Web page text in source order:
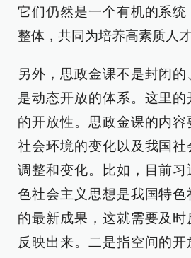
它们仍然是一个有机的系
整体，共同为培养高素质人才
另外，思政金课不是封闭
是动态开放的体系。这里
的开放性。思政金课的内容
社会环境的变化以及我国社
调整和变化。比如，目前
色社会主义思想是我国特
的最新成果，这就需要及
反映出来。二是指空间的